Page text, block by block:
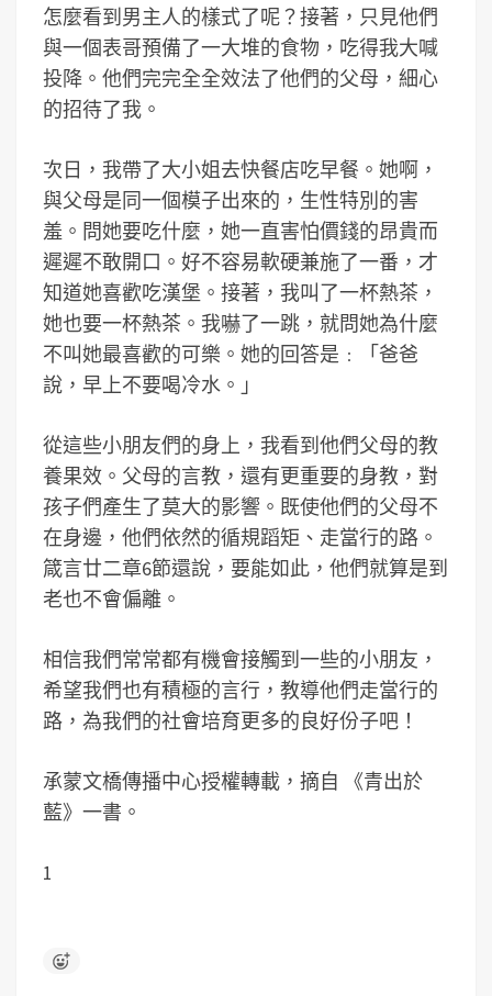
怎麼看到男主人的樣式了呢？接著，只見他們
與一個表哥預備了一大堆的食物，吃得我大喊
投降。他們完完全全效法了他們的父母，細心
的招待了我。
次日，我帶了大小姐去快餐店吃早餐。她啊，
與父母是同一個模子出來的，生性特別的害
羞。問她要吃什麼，她一直害怕價錢的昂貴而
遲遲不敢開口。好不容易軟硬兼施了一番，才
知道她喜歡吃漢堡。接著，我叫了一杯熱茶，
她也要一杯熱茶。我嚇了一跳，就問她為什麼
不叫她最喜歡的可樂。她的回答是﹕「爸爸
說，早上不要喝冷水。」
從這些小朋友們的身上，我看到他們父母的教
養果效。父母的言教，還有更重要的身教，對
孩子們產生了莫大的影響。既使他們的父母不
在身邊，他們依然的循規蹈矩、走當行的路。
箴言廿二章6節還說，要能如此，他們就算是到
老也不會偏離。
相信我們常常都有機會接觸到一些的小朋友，
希望我們也有積極的言行，教導他們走當行的
路，為我們的社會培育更多的良好份子吧！
承蒙文橋傳播中心授權轉載，摘自 《青出於
藍》一書。
1